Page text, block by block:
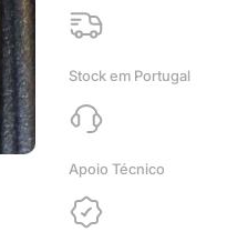
Black
(
)
500g
-
ProtoPasta
Stock em Portugal
Apoio Técnico